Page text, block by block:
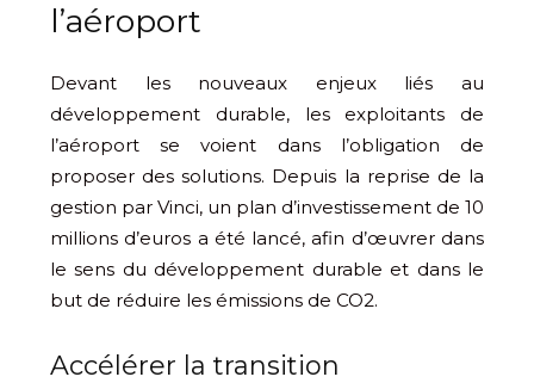
l’aéroport
Devant les nouveaux enjeux liés au
développement durable, les exploitants de
l’aéroport se voient dans l’obligation de
proposer des solutions. Depuis la reprise de la
gestion par Vinci, un plan d’investissement de 10
millions d’euros a été lancé, afin d’œuvrer dans
le sens du développement durable et dans le
but de réduire les émissions de CO2.
Accélérer la transition